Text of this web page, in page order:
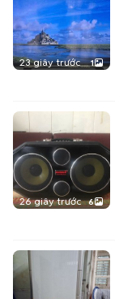
23 giây trước 1
26 giây trước 6